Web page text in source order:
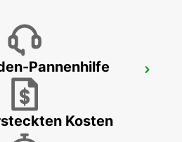
Pannenhilfe
Kosten